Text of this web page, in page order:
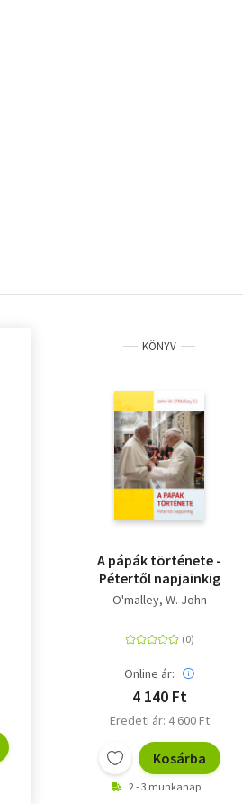
KÖNYV
A pápák története -
Pétertől napjainkig
O'malley, W. John
Online ár:
4 140 Ft
Eredeti ár: 4 600 Ft
Kosárba
2 - 3 munkanap